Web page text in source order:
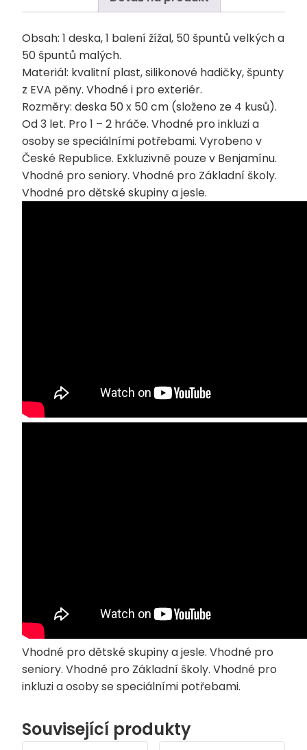
Obsah: 1 deska, 1 balení žížal, 50 špuntů velkých a
50 špuntů malých.
Materiál: kvalitní plast, silikonové hadičky, špunty
z EVA pěny. Vhodné i pro exteriér.
Rozměry: deska 50 x 50 cm (složeno ze 4 kusů).
Od 3 let. Pro 1 – 2 hráče. Vhodné pro inkluzi a
osoby se speciálními potřebami. Vyrobeno v
České Republice. Exkluzivně pouze v Benjamínu.
Vhodné pro seniory. Vhodné pro Základní školy.
Vhodné pro dětské skupiny a jesle.
Vhodné pro dětské skupiny a jesle. Vhodné pro
seniory. Vhodné pro Základní školy. Vhodné pro
inkluzi a osoby se speciálními potřebami.
Související produkty